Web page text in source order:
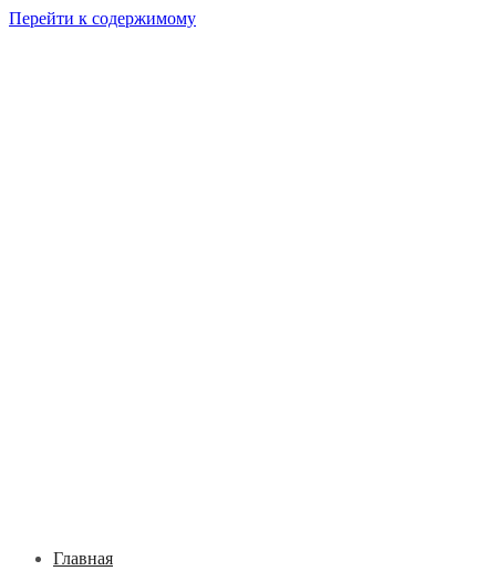
Перейти к содержимому
Главная